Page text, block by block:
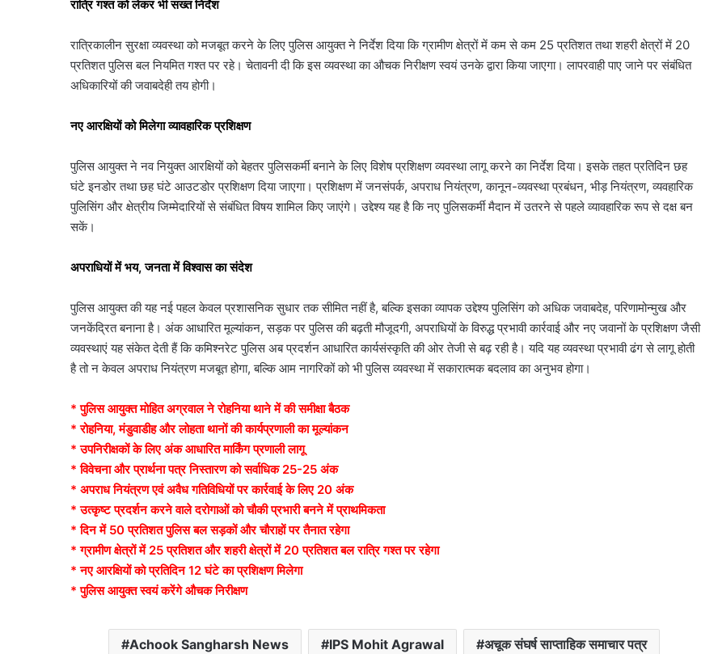
रात्रि गश्त को लेकर भी सख्त निर्देश
रात्रिकालीन सुरक्षा व्यवस्था को मजबूत करने के लिए पुलिस आयुक्त ने निर्देश दिया कि ग्रामीण क्षेत्रों में कम से कम 25 प्रतिशत तथा शहरी क्षेत्रों में 20
प्रतिशत पुलिस बल नियमित गश्त पर रहे। चेतावनी दी कि इस व्यवस्था का औचक निरीक्षण स्वयं उनके द्वारा किया जाएगा। लापरवाही पाए जाने पर संबंधित
अधिकारियों की जवाबदेही तय होगी।
नए आरक्षियों को मिलेगा व्यावहारिक प्रशिक्षण
पुलिस आयुक्त ने नव नियुक्त आरक्षियों को बेहतर पुलिसकर्मी बनाने के लिए विशेष प्रशिक्षण व्यवस्था लागू करने का निर्देश दिया। इसके तहत प्रतिदिन छह
घंटे इनडोर तथा छह घंटे आउटडोर प्रशिक्षण दिया जाएगा। प्रशिक्षण में जनसंपर्क, अपराध नियंत्रण, कानून-व्यवस्था प्रबंधन, भीड़ नियंत्रण, व्यवहारिक
पुलिसिंग और क्षेत्रीय जिम्मेदारियों से संबंधित विषय शामिल किए जाएंगे। उद्देश्य यह है कि नए पुलिसकर्मी मैदान में उतरने से पहले व्यावहारिक रूप से दक्ष बन
सकें।
अपराधियों में भय, जनता में विश्वास का संदेश
पुलिस आयुक्त की यह नई पहल केवल प्रशासनिक सुधार तक सीमित नहीं है, बल्कि इसका व्यापक उद्देश्य पुलिसिंग को अधिक जवाबदेह, परिणामोन्मुख और
जनकेंद्रित बनाना है। अंक आधारित मूल्यांकन, सड़क पर पुलिस की बढ़ती मौजूदगी, अपराधियों के विरुद्ध प्रभावी कार्रवाई और नए जवानों के प्रशिक्षण जैसी
व्यवस्थाएं यह संकेत देती हैं कि कमिश्नरेट पुलिस अब प्रदर्शन आधारित कार्यसंस्कृति की ओर तेजी से बढ़ रही है। यदि यह व्यवस्था प्रभावी ढंग से लागू होती
है तो न केवल अपराध नियंत्रण मजबूत होगा, बल्कि आम नागरिकों को भी पुलिस व्यवस्था में सकारात्मक बदलाव का अनुभव होगा।
* पुलिस आयुक्त मोहित अग्रवाल ने रोहनिया थाने में की समीक्षा बैठक
* रोहनिया, मंडुवाडीह और लोहता थानों की कार्यप्रणाली का मूल्यांकन
* उपनिरीक्षकों के लिए अंक आधारित मार्किंग प्रणाली लागू
* विवेचना और प्रार्थना पत्र निस्तारण को सर्वाधिक 25-25 अंक
* अपराध नियंत्रण एवं अवैध गतिविधियों पर कार्रवाई के लिए 20 अंक
* उत्कृष्ट प्रदर्शन करने वाले दरोगाओं को चौकी प्रभारी बनने में प्राथमिकता
* दिन में 50 प्रतिशत पुलिस बल सड़कों और चौराहों पर तैनात रहेगा
* ग्रामीण क्षेत्रों में 25 प्रतिशत और शहरी क्षेत्रों में 20 प्रतिशत बल रात्रि गश्त पर रहेगा
* नए आरक्षियों को प्रतिदिन 12 घंटे का प्रशिक्षण मिलेगा
* पुलिस आयुक्त स्वयं करेंगे औचक निरीक्षण
Achook Sangharsh News IPS Mohit Agrawal अचूक संघर्ष साप्ताहिक समाचार पत्र